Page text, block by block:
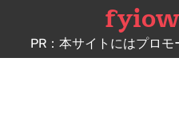
contentPR：本サイトにはプロ